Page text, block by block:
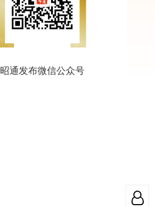
昭通发布微信公众号